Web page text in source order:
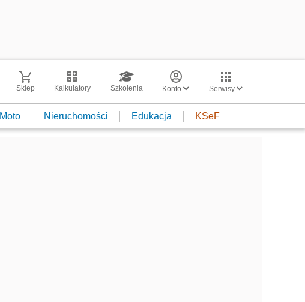
Sklep Kalkulatory Szkolenia Konto Serwisy
Moto Nieruchomości Edukacja KSeF